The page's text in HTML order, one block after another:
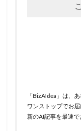
「BizAIdea」は、
ワンストップでお
新のAI記事を最速で